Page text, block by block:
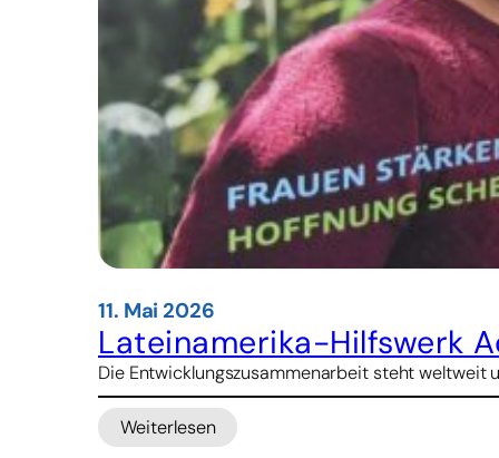
11. Mai 2026
Lateinamerika-Hilfswerk
Die Entwicklungszusammenarbeit steht weltweit
Weiterlesen
: